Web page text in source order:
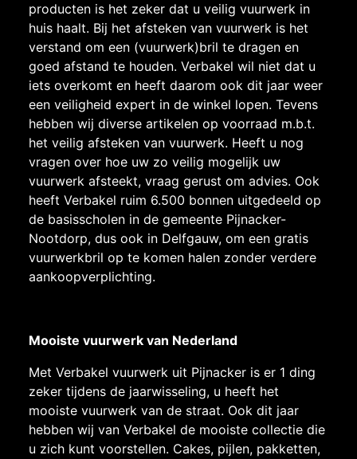
producten is het zeker dat u veilig vuurwerk in
huis haalt. Bij het afsteken van vuurwerk is het
verstand om een (vuurwerk)bril te dragen en
goed afstand te houden. Verbakel wil niet dat u
iets overkomt en heeft daarom ook dit jaar weer
een veiligheid expert in de winkel lopen. Tevens
hebben wij diverse artikelen op voorraad m.b.t.
het veilig afsteken van vuurwerk. Heeft u nog
vragen over hoe uw zo veilig mogelijk uw
vuurwerk afsteekt, vraag gerust om advies. Ook
heeft Verbakel ruim 6.500 bonnen uitgedeeld op
de basisscholen in de gemeente Pijnacker-
Nootdorp, dus ook in Delfgauw, om een gratis
vuurwerkbril op te komen halen zonder verdere
aankoopverplichting.
Mooiste vuurwerk van Nederland
Met Verbakel vuurwerk uit Pijnacker is er 1 ding
zeker tijdens de jaarwisseling, u heeft het
mooiste vuurwerk van de straat. Ook dit jaar
hebben wij van Verbakel de mooiste collectie die
u zich kunt voorstellen. Cakes, pijlen, pakketten,